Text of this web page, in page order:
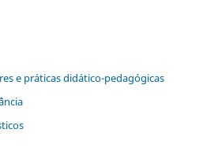
e práticas didático-pedagógicas